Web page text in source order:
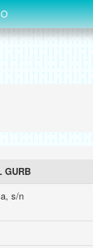
GURB
s/n